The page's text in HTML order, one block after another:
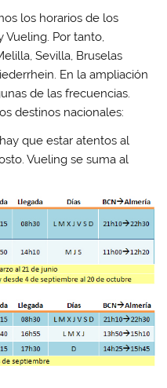
los horarios de los
Vueling. Por tanto,
Sevilla, Bruselas
En la ampliación
de las frecuencias.
destinos nacionales:
que estar atentos al
Vueling se suma al